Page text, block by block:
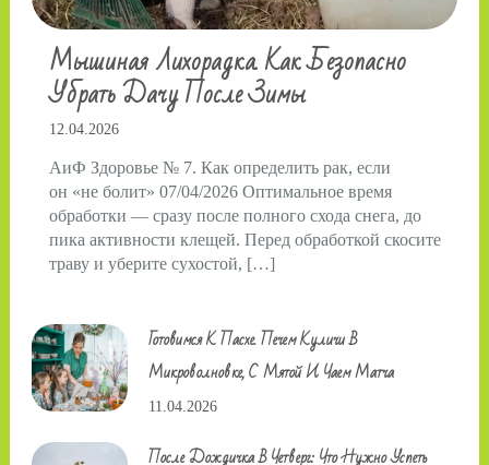
Мышиная Лихорадка. Как Безопасно
Убрать Дачу После Зимы
12.04.2026
АиФ Здоровье № 7. Как определить рак, если
он «не болит» 07/04/2026 Оптимальное время
обработки — сразу после полного схода снега, до
пика активности клещей. Перед обработкой скосите
траву и уберите сухостой, […]
Готовимся К Пасхе. Печем Куличи В
Микроволновке, С Мятой И Чаем Матча
11.04.2026
После Дождичка В Четверг: Что Нужно Успеть